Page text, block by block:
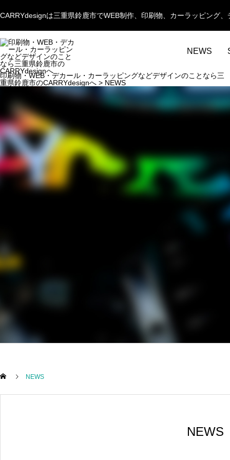
CARRYdesignは三重県鈴鹿市でWEB制作、印刷物、カーラッピング
NEWS
印刷物・WEB・デカール・カーラッピングなどデザインのことなら三
重県鈴鹿市のCARRYdesignへ > NEWS
NEWS
NEWS